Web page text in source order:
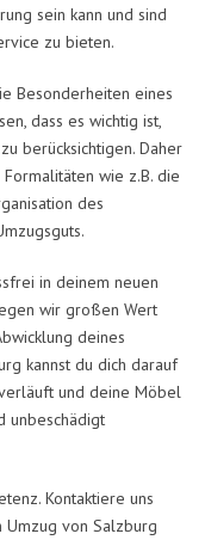
sein kann und sind
zu bieten.
Besonderheiten eines
dass es wichtig ist,
berücksichtigen. Daher
wie z.B. die
des
in deinem neuen
wir großen Wert
deines
kannst du dich darauf
und deine Möbel
unbeschädigt
Kontaktiere uns
von Salzburg